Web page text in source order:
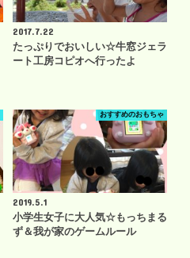
2017.7.22
たっぷりでおいしい☆牛窓ジェラ
ート工房コピオへ行ったよ
おすすめのおもちゃ
2019.5.1
小学生女子に大人気☆もっちまる
ず＆我が家のゲームルール